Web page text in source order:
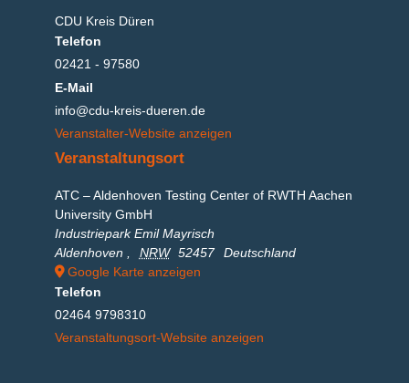
Veranstaltungsort
ATC – Aldenhoven Testing Center of RWTH Aachen
University GmbH
Industriepark Emil Mayrisch
Aldenhoven
NRW 52457
Deutschland
Google Karte anzeigen
Telefon
02464 9798310
Veranstaltungsort-Website anzeigen
CDU Kreis Düren
Telefon
02421 - 97580
E-Mail
info@cdu-kreis-dueren.de
Veranstalter-Website anzeigen